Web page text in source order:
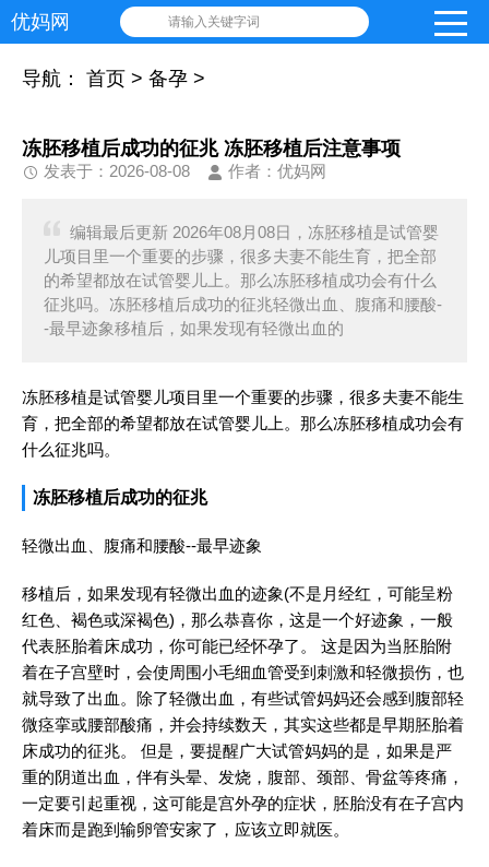
优妈网 请输入关键字词
导航： 首页 > 备孕 >
冻胚移植后成功的征兆 冻胚移植后注意事项
发表于：2026-08-08 作者：优妈网
编辑最后更新 2026年08月08日，冻胚移植是试管婴
儿项目里一个重要的步骤，很多夫妻不能生育，把全部
的希望都放在试管婴儿上。那么冻胚移植成功会有什么
征兆吗。冻胚移植后成功的征兆轻微出血、腹痛和腰酸-
-最早迹象移植后，如果发现有轻微出血的
冻胚移植是试管婴儿项目里一个重要的步骤，很多夫妻不能生
育，把全部的希望都放在试管婴儿上。那么冻胚移植成功会有
什么征兆吗。
冻胚移植后成功的征兆
轻微出血、腹痛和腰酸--最早迹象
移植后，如果发现有轻微出血的迹象(不是月经红，可能呈粉
红色、褐色或深褐色)，那么恭喜你，这是一个好迹象，一般
代表胚胎着床成功，你可能已经怀孕了。 这是因为当胚胎附
着在子宫壁时，会使周围小毛细血管受到刺激和轻微损伤，也
就导致了出血。除了轻微出血，有些试管妈妈还会感到腹部轻
微痉挛或腰部酸痛，并会持续数天，其实这些都是早期胚胎着
床成功的征兆。 但是，要提醒广大试管妈妈的是，如果是严
重的阴道出血，伴有头晕、发烧，腹部、颈部、骨盆等疼痛，
一定要引起重视，这可能是宫外孕的症状，胚胎没有在子宫内
着床而是跑到输卵管安家了，应该立即就医。